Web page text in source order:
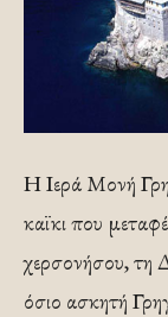
Η Ιερά Μονή
καϊκι που
χερσονήσου, τη
όσιο ασκητή